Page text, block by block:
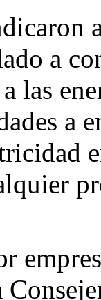
a
las
a